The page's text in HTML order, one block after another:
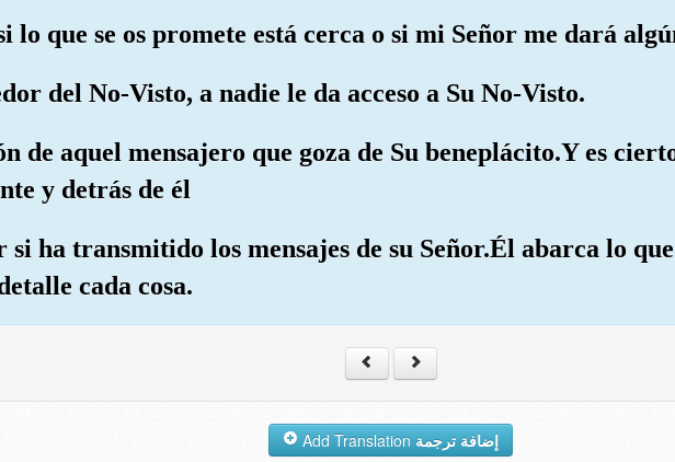
lo que se os promete está cerca o si mi Señor me dará
del No-Visto, a nadie le da acceso a Su No-Visto.
de aquel mensajero que goza de Su beneplácito.Y es
y detrás de él
si ha transmitido los mensajes de su Señor.Él abarca lo
cada cosa.
إضافة ترجمة